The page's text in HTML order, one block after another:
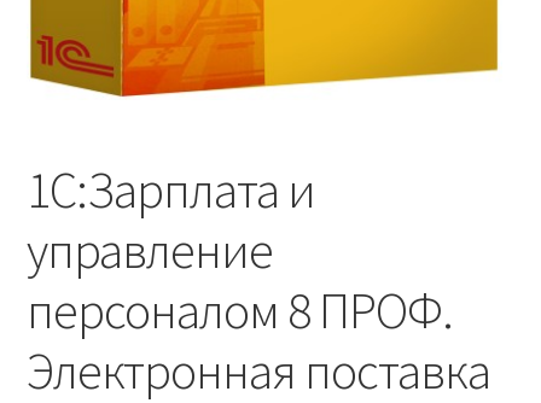
1С:Зарплата и
управление
персоналом 8 ПРОФ.
Электронная поставка